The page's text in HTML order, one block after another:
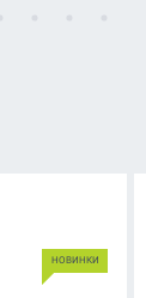
НОВИНКИ